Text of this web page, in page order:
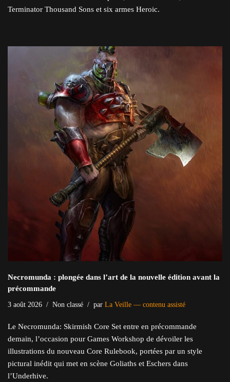
Terminator Thousand Sons et six armes Heroic.
Necromunda : plongée dans l’art de la nouvelle édition avant la
précommande
3 août 2026 Non classé par La Veille — contenu assisté
Le Necromunda: Skirmish Core Set entre en précommande
demain, l’occasion pour Games Workshop de dévoiler les
illustrations du nouveau Core Rulebook, portées par un style
pictural inédit qui met en scène Goliaths et Eschers dans
l’Underhive.